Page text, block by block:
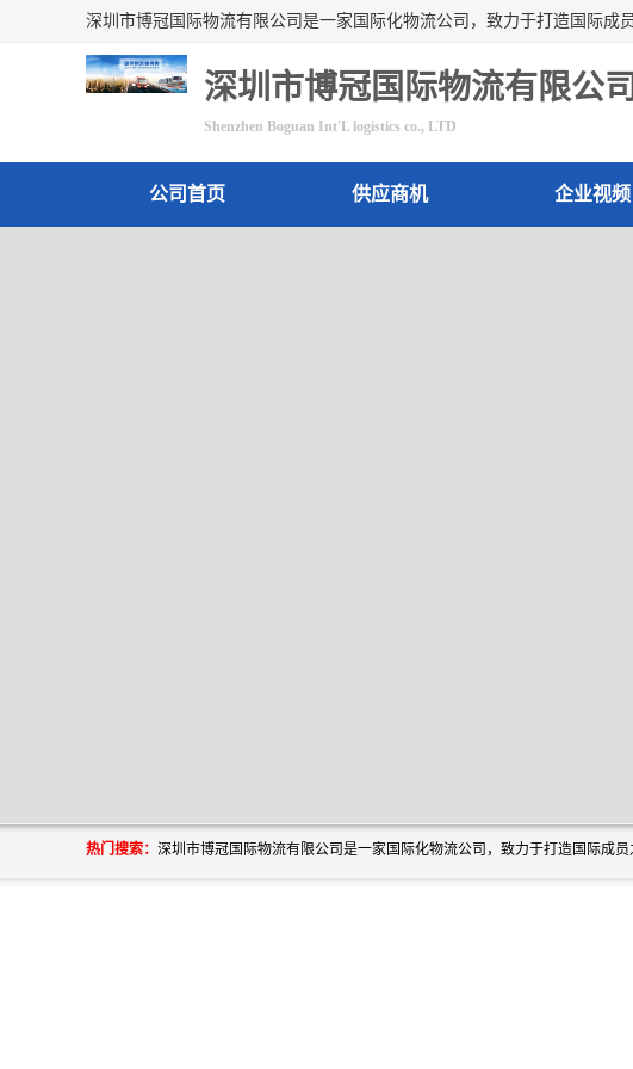
深圳市博冠国际物流有限公司
Shenzhen Boguan Int'L logistics co., LTD
公司首页 供应商机 企业视频
热门搜索：